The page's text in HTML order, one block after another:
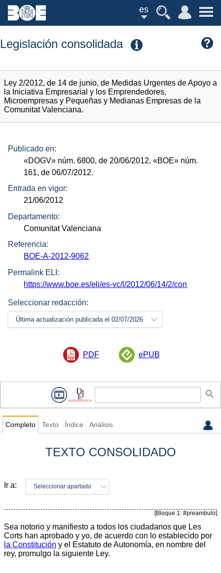
es
Legislación consolidada
Ley 2/2012, de 14 de junio, de Medidas Urgentes de Apoyo a
la Iniciativa Empresarial y los Emprendedores,
Microempresas y Pequeñas y Medianas Empresas de la
Comunitat Valenciana.
Publicado en:
«DOGV» núm. 6800, de 20/06/2012,«BOE» núm.
161, de 06/07/2012.
Entrada en vigor:
21/06/2012
Departamento:
Comunitat Valenciana
Referencia:
BOE-A-2012-9062
Permalink ELI:
https://www.boe.es/eli/es-vc/l/2012/06/14/2/con
Seleccionar redacción:
Última actualización publicada el 02/07/2026
PDF ePUB
Completo Texto Índice Análisis
TEXTO CONSOLIDADO
Ir a: Seleccionar apartado
[Bloque 1: #preambulo]
Sea notorio y manifiesto a todos los ciudadanos que Les
Corts han aprobado y yo, de acuerdo con lo establecido por
la Constitución y el Estatuto de Autonomía, en nombre del
rey, promulgo la siguiente Ley.